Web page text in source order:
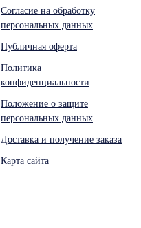
Согласие на обработку
персональных данных
Публичная оферта
Политика
конфиденциальности
Положение о защите
персональных данных
Доставка и получение заказа
Карта сайта